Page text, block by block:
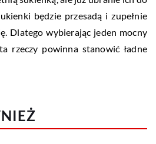
będzie przesadą i zupełnie
Dlatego wybierając jeden mocny
rzeczy powinna stanowić ładne